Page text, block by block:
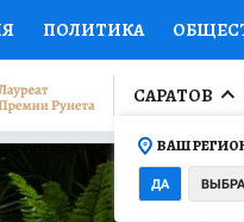
ПОЛИТИКА
КОЛУМНИСТЫ
ОТКРЫВАЕМ
СПОРТ ПРОМОКОДЫ
САРАТОВ
ВАШ
ДА